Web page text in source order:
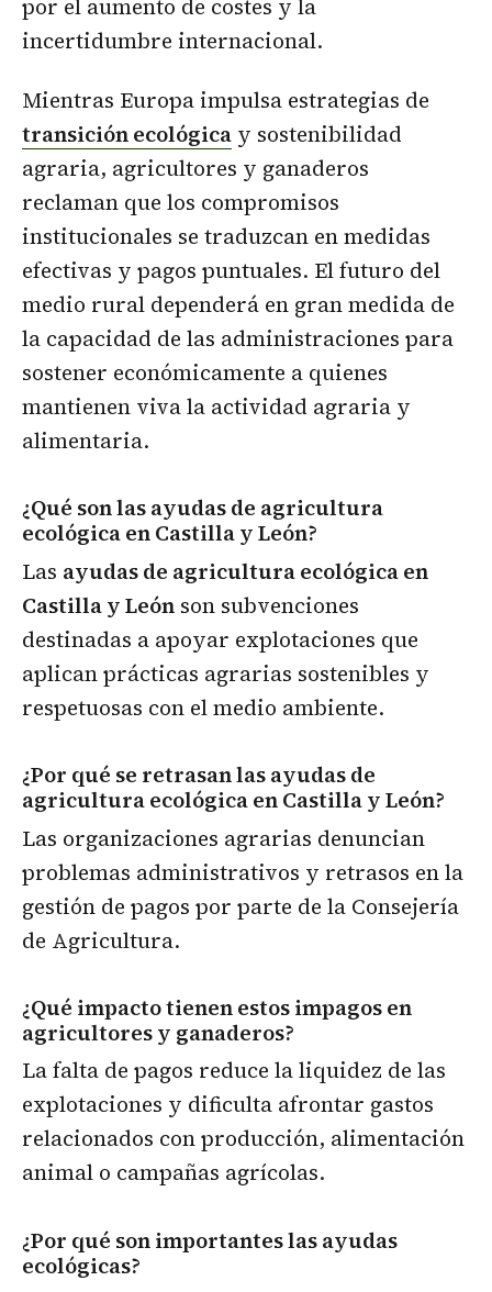
por el aumento de costes y la
incertidumbre internacional.
Mientras Europa impulsa estrategias de
transición ecológica y sostenibilidad
agraria, agricultores y ganaderos
reclaman que los compromisos
institucionales se traduzcan en medidas
efectivas y pagos puntuales. El futuro del
medio rural dependerá en gran medida de
la capacidad de las administraciones para
sostener económicamente a quienes
mantienen viva la actividad agraria y
alimentaria.
¿Qué son las ayudas de agricultura
ecológica en Castilla y León?
Las ayudas de agricultura ecológica en
Castilla y León son subvenciones
destinadas a apoyar explotaciones que
aplican prácticas agrarias sostenibles y
respetuosas con el medio ambiente.
¿Por qué se retrasan las ayudas de
agricultura ecológica en Castilla y León?
Las organizaciones agrarias denuncian
problemas administrativos y retrasos en la
gestión de pagos por parte de la Consejería
de Agricultura.
¿Qué impacto tienen estos impagos en
agricultores y ganaderos?
La falta de pagos reduce la liquidez de las
explotaciones y dificulta afrontar gastos
relacionados con producción, alimentación
animal o campañas agrícolas.
¿Por qué son importantes las ayudas
ecológicas?